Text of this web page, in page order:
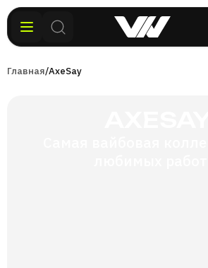
Главная/AxeSay